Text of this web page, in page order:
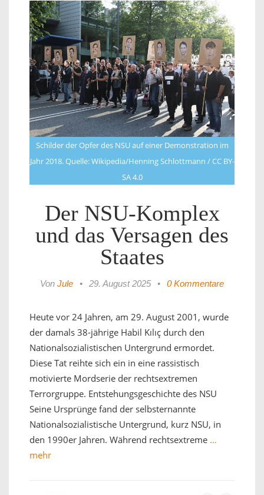
Schilder der Opfer des NSU auf einer Demonstration im
Jahr 2018. Quelle: Wikipedia/Henning Schlottmann / CC BY-
SA 4.0
Der NSU-Komplex
und das Versagen des
Staates
Von Jule • 29. August 2025 • 0 Kommentare
Heute vor 24 Jahren, am 29. August 2001, wurde
der damals 38-jährige Habil Kılıç durch den
Nationalsozialistischen Untergrund ermordet.
Diese Tat reihte sich ein in eine rassistisch
motivierte Mordserie der rechtsextremen
Terrorgruppe. Entstehungsgeschichte des NSU
Seine Ursprünge fand der selbsternannte
Nationalsozialistische Untergrund, kurz NSU, in
den 1990er Jahren. Während rechtsextreme …
mehr